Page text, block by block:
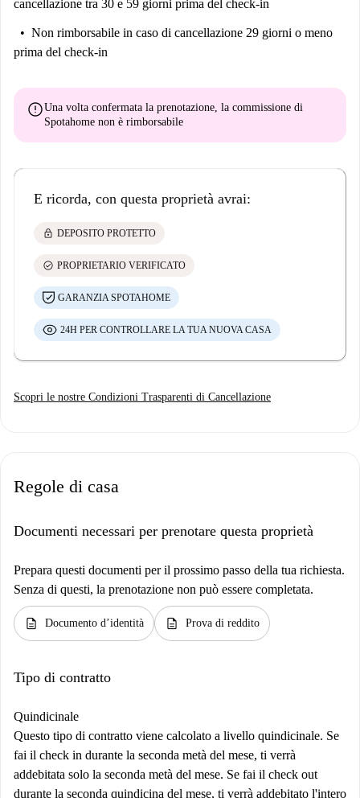
cancellazione tra 30 e 59 giorni prima del check-in
Non rimborsabile in caso di cancellazione 29 giorni o meno
prima del check-in
errorUna volta confermata la prenotazione, la commissione di
Spotahome non è rimborsabile
E ricorda, con questa proprietà avrai:
lock DEPOSITO PROTETTO
check_circle PROPRIETARIO VERIFICATO
GARANZIA SPOTAHOME
24H PER CONTROLLARE LA TUA NUOVA CASA
Scopri le nostre Condizioni Trasparenti di Cancellazione
Regole di casa
Documenti necessari per prenotare questa proprietà
Prepara questi documenti per il prossimo passo della tua richiesta.
Senza di questi, la prenotazione non può essere completata.
description Documento d’identità description Prova di reddito
Tipo di contratto
Quindicinale
Questo tipo di contratto viene calcolato a livello quindicinale. Se
fai il check in durante la seconda metà del mese, ti verrà
addebitata solo la seconda metà del mese. Se fai il check out
durante la seconda quindicina del mese, ti verrà addebitato l'intero